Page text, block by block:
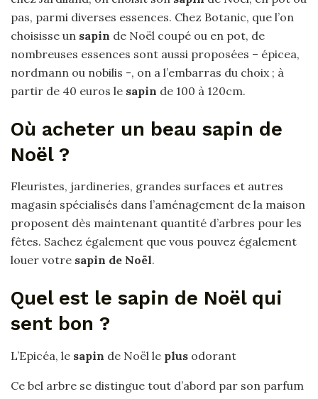
pas, parmi diverses essences. Chez Botanic, que l’on
choisisse un sapin de Noël coupé ou en pot, de
nombreuses essences sont aussi proposées – épicea,
nordmann ou nobilis -, on a l’embarras du choix ; à
partir de 40 euros le sapin de 100 à 120cm.
Où acheter un beau sapin de
Noël ?
Fleuristes, jardineries, grandes surfaces et autres
magasin spécialisés dans l’aménagement de la maison
proposent dès maintenant quantité d’arbres pour les
fêtes. Sachez également que vous pouvez également
louer votre sapin de Noël.
Quel est le sapin de Noël qui
sent bon ?
L’Epicéa, le sapin de Noël le plus odorant
Ce bel arbre se distingue tout d’abord par son parfum